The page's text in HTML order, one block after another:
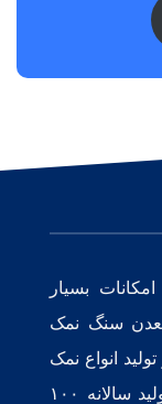
بسیار
سنگ نمک
بالای ۹۸ درصد و تولید انواع نمک
دانه بندی شده در کارخانه ای با ظرفیت تولید سالانه ۱۰۰